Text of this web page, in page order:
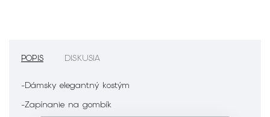
POPIS DISKUSIA
-Dámsky elegantný kostým
-Zapínanie na gombík